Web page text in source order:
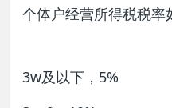
个体户经营所得税税率
3w及以下，5%